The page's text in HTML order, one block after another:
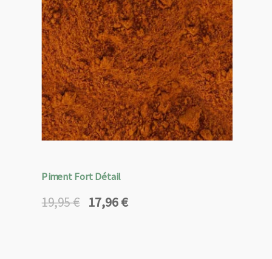
Piment Fort Détail
19,95€
Le
17,96€
Le